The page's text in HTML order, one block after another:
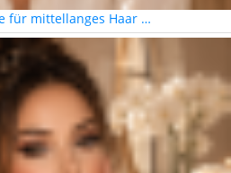
für mittellanges Haar …